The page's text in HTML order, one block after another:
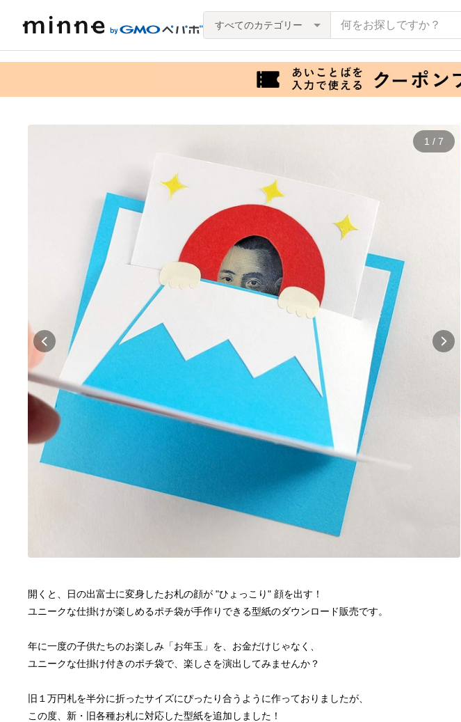
すべてのカテゴリー
1 / 7
開くと、日の出富士に変身したお札の顔が "ひょっこり" 顔を出す！
ユニークな仕掛けが楽しめるポチ袋が手作りできる型紙のダウンロード販売です。
年に一度の子供たちのお楽しみ「お年玉」を、お金だけじゃなく、
ユニークな仕掛け付きのポチ袋で、楽しさを演出してみませんか？
旧１万円札を半分に折ったサイズにぴったり合うように作っておりましたが、
この度、新・旧各種お札に対応した型紙を追加しました！